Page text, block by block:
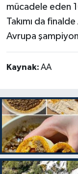
mücadele eden
Takımı da
Avrupa
Kaynak: AA